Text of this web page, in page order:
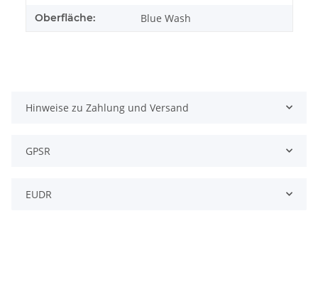
Oberfläche: Blue Wash
Hinweise zu Zahlung und Versand
GPSR
EUDR